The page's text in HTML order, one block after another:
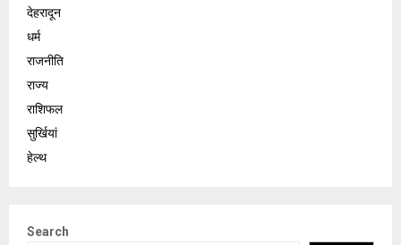
देहरादून
धर्म
राजनीति
राज्य
राशिफल
सुर्खियां
हेल्थ
Search